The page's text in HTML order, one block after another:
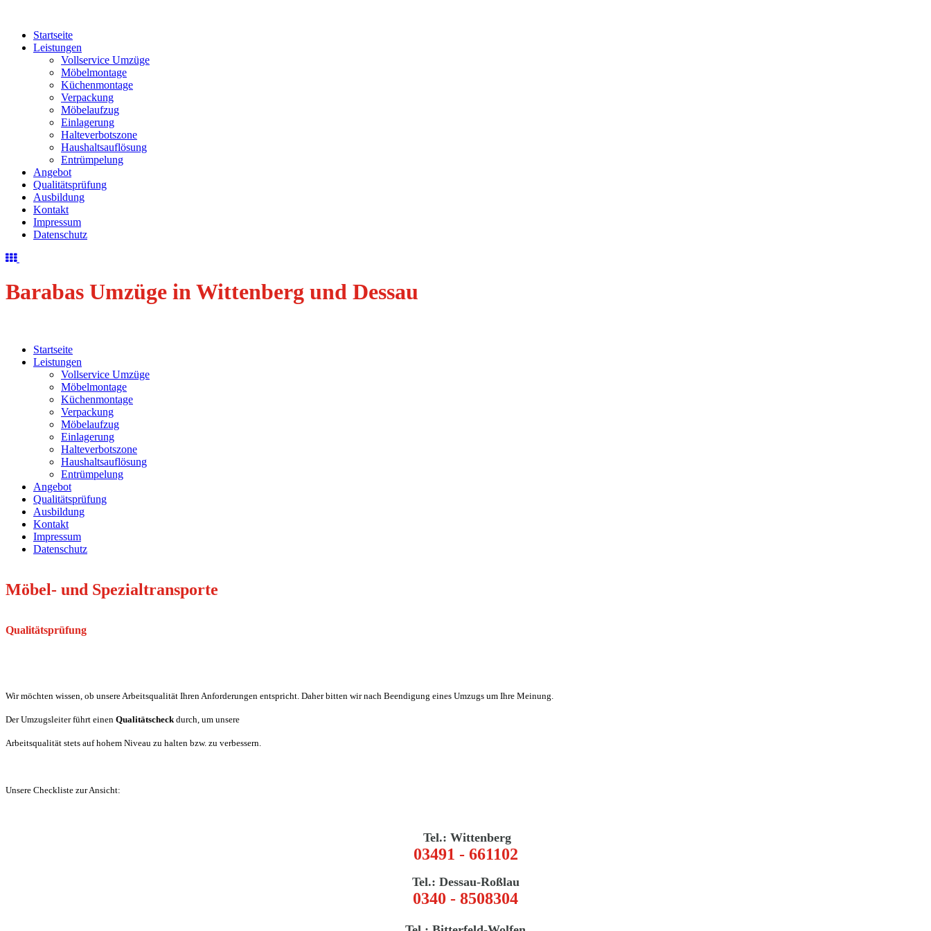
Startseite
Leistungen
Vollservice Umzüge
Möbelmontage
Küchenmontage
Verpackung
Möbelaufzug
Einlagerung
Halteverbotszone
Haushaltsauflösung
Entrümpelung
Angebot
Qualitätsprüfung
Ausbildung
Kontakt
Impressum
Datenschutz
Barabas Umzüge in Wittenberg und Dessau
Startseite
Leistungen
Vollservice Umzüge
Möbelmontage
Küchenmontage
Verpackung
Möbelaufzug
Einlagerung
Halteverbotszone
Haushaltsauflösung
Entrümpelung
Angebot
Qualitätsprüfung
Ausbildung
Kontakt
Impressum
Datenschutz
Möbel- und Spezialtransporte
Qualitätsprüfung
Wir möchten wissen, ob unsere Arbeitsqualität Ihren Anforderungen entspricht. Daher bitten wir nach Beendigung eines Umzugs um Ihre Meinung.
Der Umzugsleiter führt einen Qualitätscheck durch, um unsere
Arbeitsqualität stets auf hohem Niveau zu halten bzw. zu verbessern.
Unsere Checkliste zur Ansicht:
Tel.: Wittenberg
03491 - 661102
Tel.: Dessau-Roßlau
0340 - 8508304